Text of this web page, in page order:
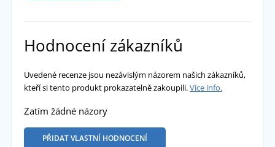
Hodnocení zákazníků
Uvedené recenze jsou nezávislým názorem našich zákazníků,
kteří si tento produkt prokazatelně zakoupili.Více info.
Zatím žádné názory
PŘIDAT VLASTNÍ HODNOCENÍ